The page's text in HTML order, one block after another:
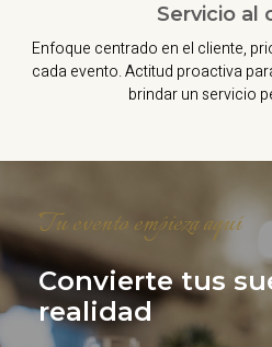
Servicio al
Enfoque centrado en el cliente,
cada evento. Actitud proactiva
brindar un servicio
Tu evento empieza aquí
Convierte tus
realidad